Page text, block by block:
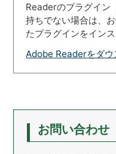
Readerのプラグイン
持ちでない場合は、
たプラグインをイン
Adobe Readerをダウ
お問い合わせ